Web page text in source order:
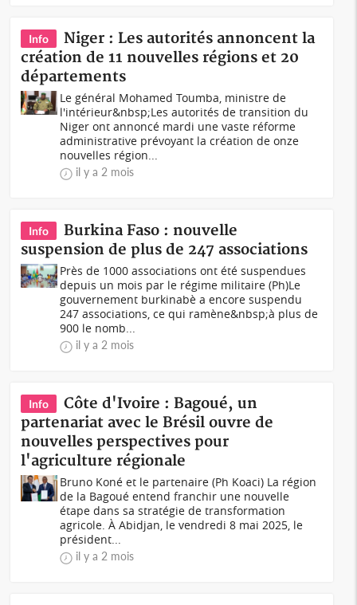
Info
Niger : Les autorités annoncent la
création de 11 nouvelles régions et 20
départements
Le général Mohamed Toumba, ministre de
l'intérieur&nbsp;Les autorités de transition du
Niger ont annoncé mardi une vaste réforme
administrative prévoyant la création de onze
nouvelles région...
il y a 2 mois
Info
Burkina Faso : nouvelle
suspension de plus de 247 associations
Près de 1000 associations ont été suspendues
depuis un mois par le régime militaire (Ph)Le
gouvernement burkinabè a encore suspendu
247 associations, ce qui ramène&nbsp;à plus de
900 le nomb...
il y a 2 mois
Info
Côte d'Ivoire : Bagoué, un
partenariat avec le Brésil ouvre de
nouvelles perspectives pour
l'agriculture régionale
Bruno Koné et le partenaire (Ph Koaci) La région
de la Bagoué entend franchir une nouvelle
étape dans sa stratégie de transformation
agricole. À Abidjan, le vendredi 8 mai 2025, le
président...
il y a 2 mois